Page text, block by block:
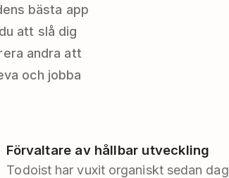
bästa app
att slå dig
andra att
och jobba
Förvaltare av hållbar utveckling
Todoist har vuxit organiskt sedan